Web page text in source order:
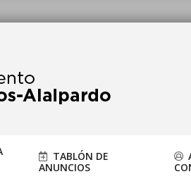
a ayuntamiento@alalpardo.org
TABLÓN DE
ANUNCIOS